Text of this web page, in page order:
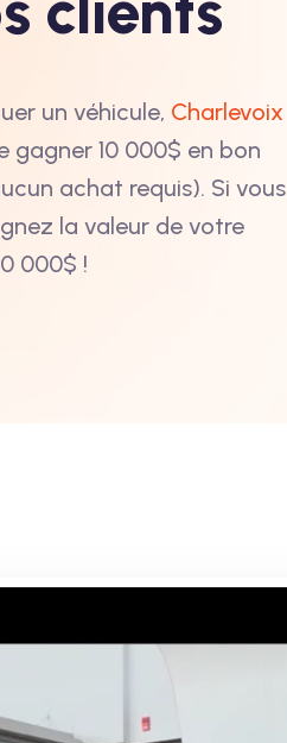
un véhicule, Charlevoix
gagner 10 000$ en bon
achat requis). Si vous
la valeur de votre
000$ !